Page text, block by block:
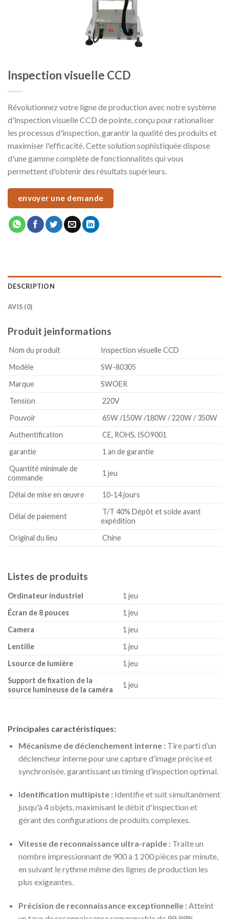
Inspection visuelle CCD
Révolutionnez votre ligne de production avec notre système
d'inspection visuelle CCD de pointe, conçu pour rationaliser
les processus d'inspection, garantir la qualité des produits et
maximiser l'efficacité. Cette solution sophistiquée dispose
d'une gamme complète de fonctionnalités qui vous
permettent d'obtenir des résultats supérieurs.
envoyer une demande
DESCRIPTION
AVIS (0)
Produit jeinformations
Nom du produit
Inspection visuelle CCD
Modèle
SW-80305
Marque
SWOER
Tension
220V
Pouvoir
65W /150W /180W / 220W / 350W
Authentification
CE, ROHS, ISO9001
garantie
1 an de garantie
Quantité minimale de
commande
1 jeu
Délai de mise en œuvre 10-14 jours
Délai de paiement
T/T 40% Dépôt et solde avant
expédition
Original du lieu
Chine
Listes de produits
Ordinateur industriel
1 jeu
Écran de 8 pouces
1 jeu
Camera
1 jeu
Lentille
1 jeu
Lsource de lumière
1 jeu
Support de fixation de la
source lumineuse de la caméra
1 jeu
Principales caractéristiques:
Mécanisme de déclenchement interne :Tire parti d’un
déclencheur interne pour une capture d’image précise et
synchronisée, garantissant un timing d’inspection optimal.
Identification multipiste :Identifie et suit simultanément
jusqu'à 4 objets, maximisant le débit d'inspection et
gérant des configurations de produits complexes.
Vitesse de reconnaissance ultra-rapide :Traite un
nombre impressionnant de 900 à 1 200 pièces par minute,
en suivant le rythme même des lignes de production les
plus exigeantes.
Précision de reconnaissance exceptionnelle :Atteint